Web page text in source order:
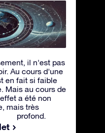
il n'est pas
Au cours d'une
en fait si faible
Mais au cours de
a été non
mais très
profond.